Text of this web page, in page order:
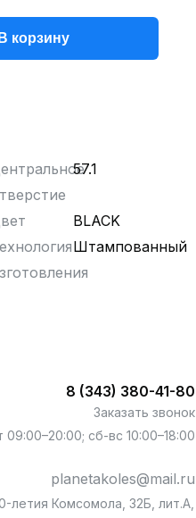
В корзину
57.1
BLACK
Штампованный
8 (343) 380-41-80
Заказать звонок
09:00–20:00; сб-вс 10:00–18:00
planetakoles@mail.ru
летия Комсомола, 32Б, лит.А,